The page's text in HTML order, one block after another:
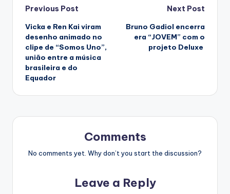
Post
navigation
Previous Post
Vicka e Ren Kai viram
desenho animado no
clipe de “Somos Uno”,
união entre a música
brasileira e do
Equador
Next Post
Bruno Gadiol encerra
era “JOVEM” com o
projeto Deluxe
Comments
No comments yet. Why don’t you start the discussion?
Leave a Reply